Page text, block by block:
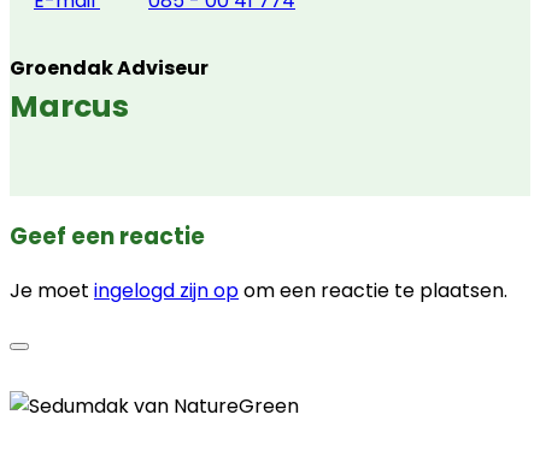
Groendak Adviseur
Marcus
Geef een reactie
Je moet ingelogd zijn opom een reactie te plaatsen.